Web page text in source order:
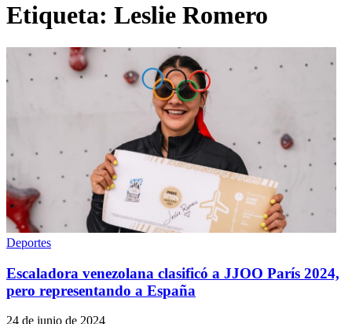
Etiqueta: Leslie Romero
Deportes
Escaladora venezolana clasificó a JJOO París 2024,
pero representando a España
24 de junio de 2024